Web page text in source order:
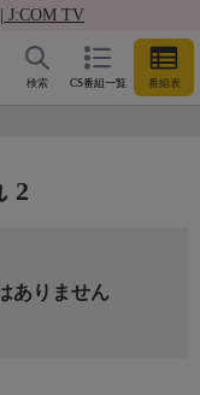
J:COM TV
CS番組一覧 番組表
検索
2
ありません